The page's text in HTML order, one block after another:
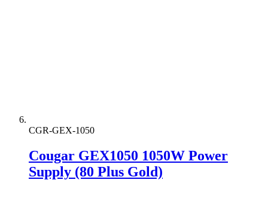
CGR-GEX-1050
Cougar GEX1050 1050W Power
Supply (80 Plus Gold)